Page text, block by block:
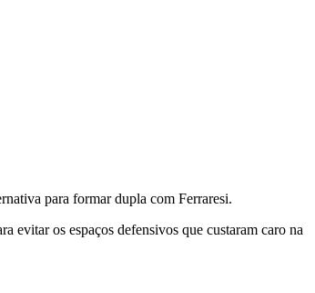
para formar dupla com Ferraresi.
evitar os espaços defensivos que custaram caro na